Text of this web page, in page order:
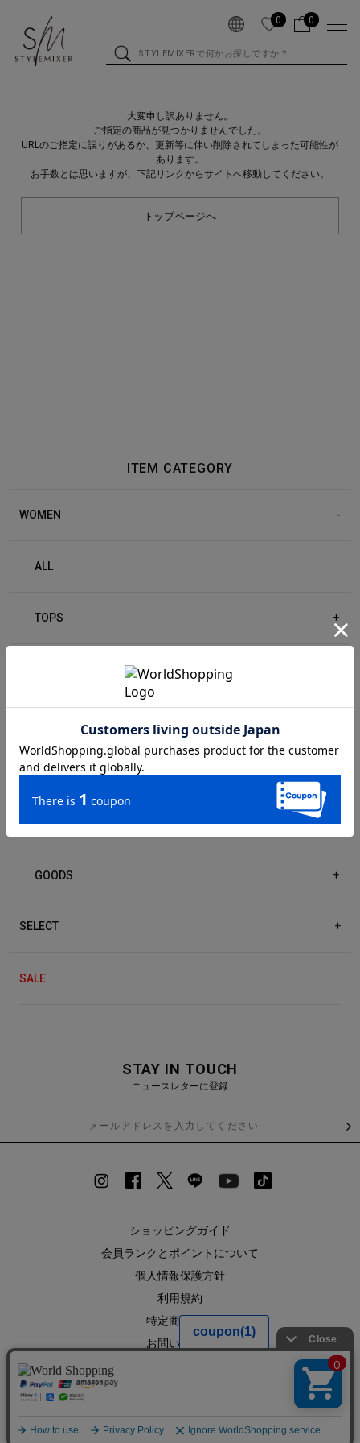
0 0
大変申し訳ありません。
ご指定の商品が見つかりませんでした。
URLのご指定に誤りがあるか、更新等に伴い削除されてしまった可能性が
あります。
お手数とは思いますが、下記リンクからサイトへ移動してください。
トップページへ
ITEM CATEGORY
WOMEN
ALL
TOPS +
DRESS/ONE-PIECE
ACCESSORIES +
GOODS +
SELECT +
SALE
STAY IN TOUCH
ニュースレターに登録
ショッピングガイド
会員ランクとポイントについて
個人情報保護方針
利用規約
特定商取引法
お問い合わせ